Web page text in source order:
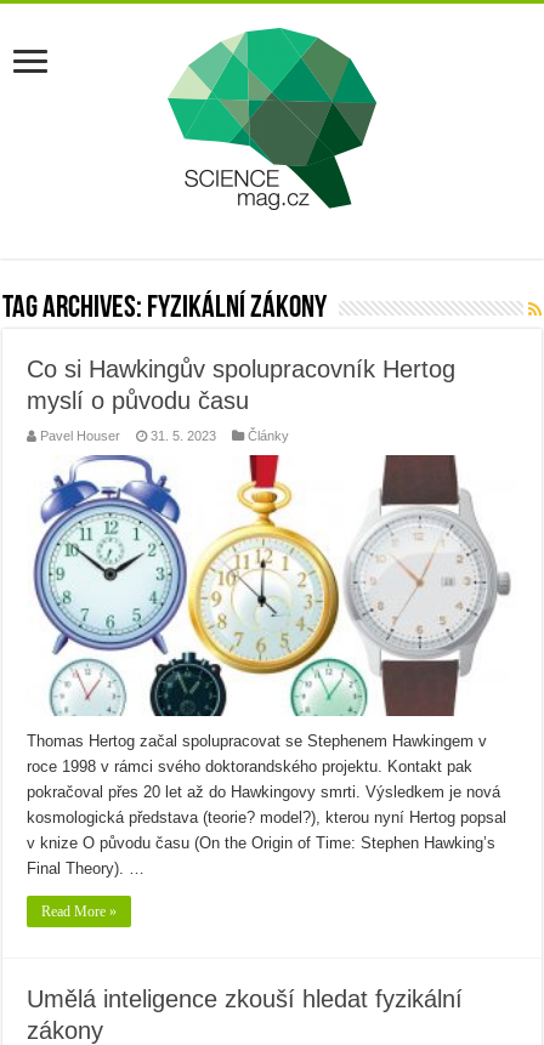
Tag Archives: fyzikální zákony
Co si Hawkingův spolupracovník Hertog
myslí o původu času
Pavel Houser 31. 5. 2023 Články
Thomas Hertog začal spolupracovat se Stephenem Hawkingem v
roce 1998 v rámci svého doktorandského projektu. Kontakt pak
pokračoval přes 20 let až do Hawkingovy smrti. Výsledkem je nová
kosmologická představa (teorie? model?), kterou nyní Hertog popsal
v knize O původu času (On the Origin of Time: Stephen Hawking’s
Final Theory). …
Read More »
Umělá inteligence zkouší hledat fyzikální
zákony